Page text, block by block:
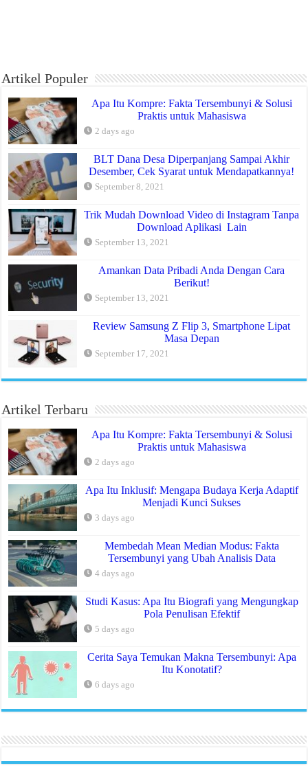
Artikel Populer
Apa Itu Kompre: Fakta Tersembunyi & Solusi
Praktis untuk Mahasiswa
2 days ago
BLT Dana Desa Diperpanjang Sampai Akhir
Desember, Cek Syarat untuk Mendapatkannya!
September 8, 2021
Trik Mudah Download Video di Instagram Tanpa
Download Aplikasi Lain
September 13, 2021
Amankan Data Pribadi Anda Dengan Cara
Berikut!
September 13, 2021
Review Samsung Z Flip 3, Smartphone Lipat
Masa Depan
September 17, 2021
Artikel Terbaru
Apa Itu Kompre: Fakta Tersembunyi & Solusi
Praktis untuk Mahasiswa
2 days ago
Apa Itu Inklusif: Mengapa Budaya Kerja Adaptif
Menjadi Kunci Sukses
3 days ago
Membedah Mean Median Modus: Fakta
Tersembunyi yang Ubah Analisis Data
4 days ago
Studi Kasus: Apa Itu Biografi yang Mengungkap
Pola Penulisan Efektif
5 days ago
Cerita Saya Temukan Makna Tersembunyi: Apa
Itu Konotatif?
6 days ago